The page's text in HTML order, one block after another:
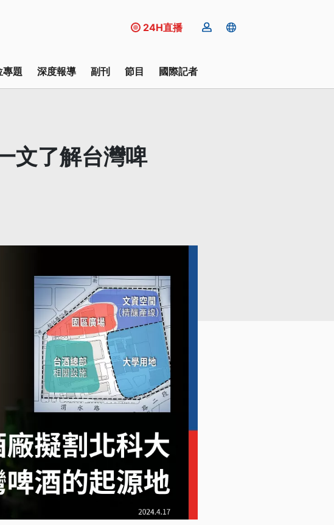
24H直播
專題 深度報導 副刊 節目 國際記者
文了解台灣啤